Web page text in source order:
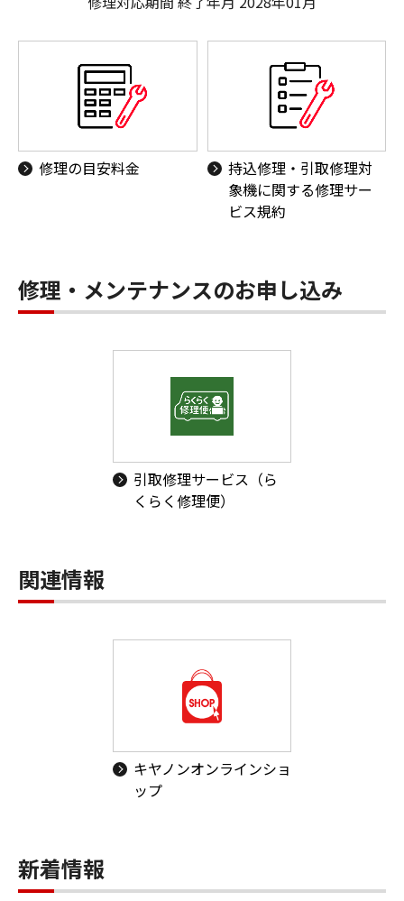
修理の目安料金
持込修理・引取修理対
象機に関する修理サー
ビス規約
修理・メンテナンスのお申し込み
引取修理サービス（ら
くらく修理便）
関連情報
キヤノンオンラインショ
ップ
新着情報